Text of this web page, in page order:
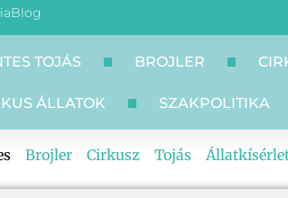
Blog
TOJÁS BROJLER
ÁLLATOK SZAKPOLITIKA
Brojler Cirkusz Tojás